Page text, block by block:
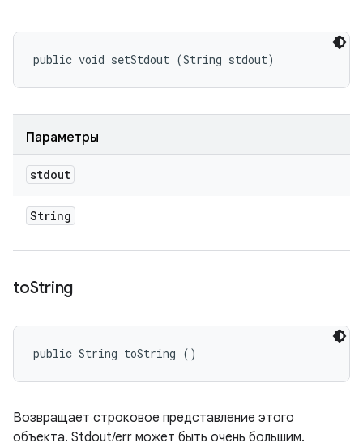
public void setStdout (String stdout)
Параметры
stdout
String
toString
public String toString ()
Возвращает строковое представление этого
объекта. Stdout/err может быть очень большим.